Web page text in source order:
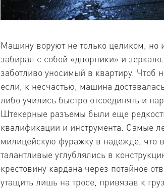
Машину воруют не только целиком,
забирал с собой «дворники» и
заботливо уносимый в квартиру. Чтоб
если, к несчастью, машина
либо учились быстро отсоединять и
Штекерные разъемы были еще
квалификации и инструмента. Самые
милицейскую фуражку в надежде, что
талантливые углублялись в
крестовину кардана через потайное
утащить лишь на тросе, привязав к